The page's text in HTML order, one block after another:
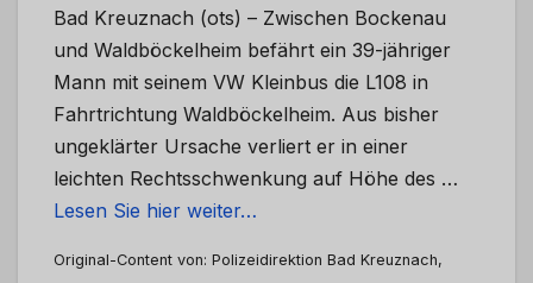
Bad Kreuznach (ots) – Zwischen Bockenau
und Waldböckelheim befährt ein 39-jähriger
Mann mit seinem VW Kleinbus die L108 in
Fahrtrichtung Waldböckelheim. Aus bisher
ungeklärter Ursache verliert er in einer
leichten Rechtsschwenkung auf Höhe des …
Lesen Sie hier weiter…
Original-Content von: Polizeidirektion Bad Kreuznach,